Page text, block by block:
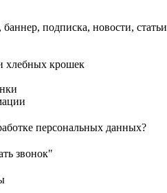
баннер, подписка, новости, статьи
хлебных крошек
персональных данных?
звонок"